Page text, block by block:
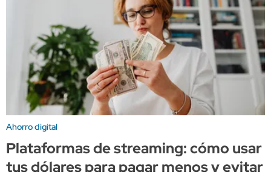
Ahorro digital
Plataformas de streaming: cómo usar
tus dólares para pagar menos y evitar